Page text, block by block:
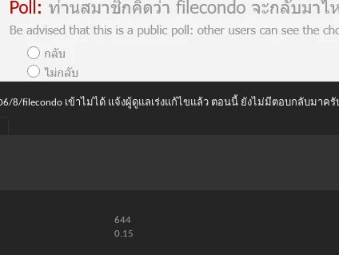
8/filecondo เข้าไม่ได้ แจ้งผู้ดูแลเร่งแก้ไขแล้ว ตอนนี้ ยังไม่มีตอบกลับมาครั
644
0.15